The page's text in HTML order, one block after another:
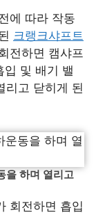
에 따라 작동
크랭크샤프트
전하면 캠샤프
입 및 배기 밸
리고 닫히게 된
을 하며 열리고
회전하면 흡입